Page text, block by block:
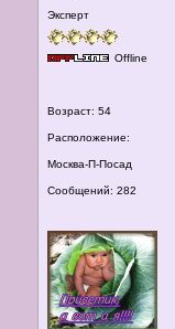
Эксперт
Offline
Возраст: 54
Расположение:
Москва-П-Посад
Сообщений: 282